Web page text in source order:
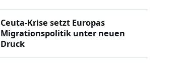
Ceuta-Krise setzt Europas
Migrationspolitik unter neuen
Druck